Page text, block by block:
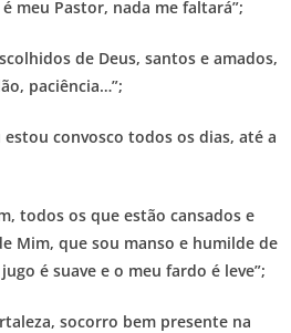
é meu Pastor, nada me faltará”;
de Deus, santos e amados,
paciência…”;
estou convosco todos os dias, até a
todos os que estão cansados e
Mim, que sou manso e humilde de
é suave e o meu fardo é leve”;
socorro bem presente na